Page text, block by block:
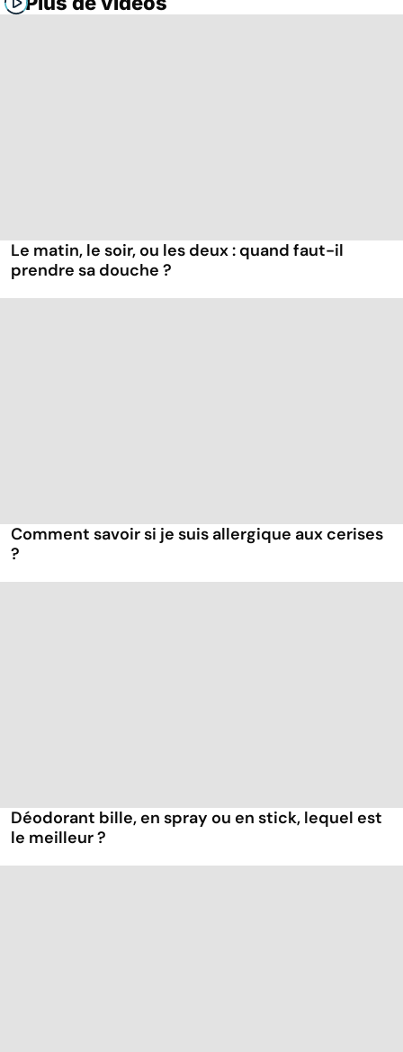
Le matin, le soir, ou les deux : quand faut-il
prendre sa douche ?
Comment savoir si je suis allergique aux cerises
?
Déodorant bille, en spray ou en stick, lequel est
le meilleur ?